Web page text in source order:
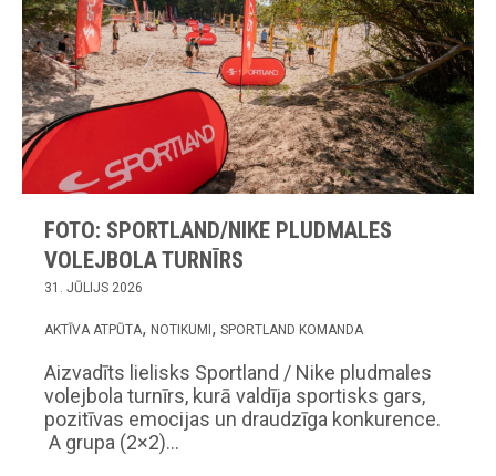
FOTO: SPORTLAND/NIKE PLUDMALES
VOLEJBOLA TURNĪRS
31. JŪLIJS 2026
AKTĪVA ATPŪTA NOTIKUMI SPORTLAND KOMANDA
Aizvadīts lielisks Sportland / Nike pludmales
volejbola turnīrs, kurā valdīja sportisks gars,
pozitīvas emocijas un draudzīga konkurence.
A grupa (2×2)…